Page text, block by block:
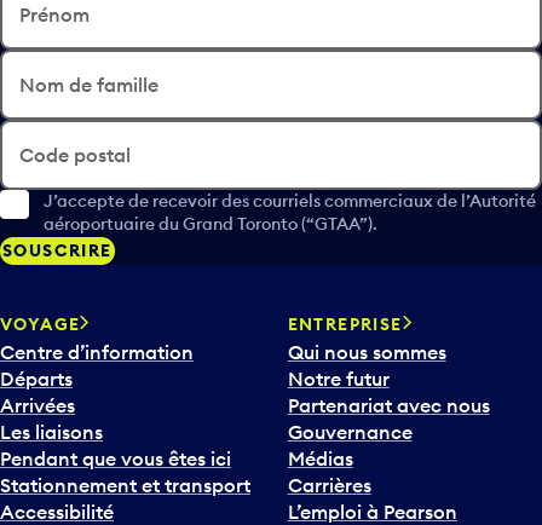
Prénom
Nom de famille
Code postal
J’accepte de recevoir des courriels commerciaux de l’Autorité
aéroportuaire du Grand Toronto (“GTAA”).
SOUSCRIRE
VOYAGE
Centre d’information
Départs
Arrivées
Les liaisons
Pendant que vous êtes ici
Stationnement et transport
Accessibilité
ENTREPRISE
Qui nous sommes
Notre futur
Partenariat avec nous
Gouvernance
Médias
Carrières
L’emploi à Pearson